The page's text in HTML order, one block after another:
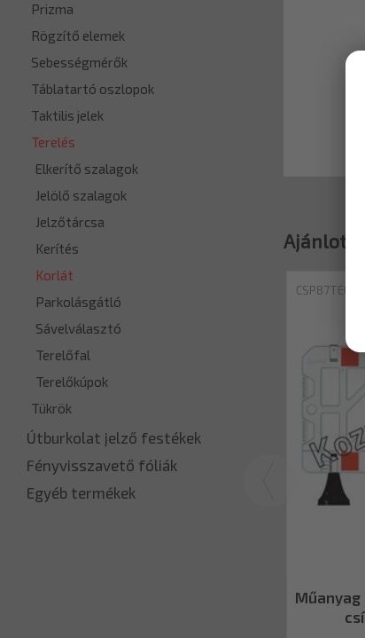
Ajánlott
Prizma
Rögzítő elemek
Sebességmérők
Táblatartó oszlopok
Taktilis jelek
Terelés
Elkerítő szalagok
Jelölő szalagok
Jelzőtárcsa
Kerítés
Korlát
Parkolásgátló
Sávelválasztó
Terelőfal
Terelőkúpok
Tükrök
Útburkolat jelző festékek
Fényvisszavető fóliák
Egyéb termékek